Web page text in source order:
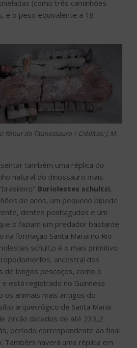
(como três caminhões
e o peso equivalente a 18
fêmur do Titanossauro | Créditos: J. M.
também uma réplica do
natural do dinossauro mais
Buriolestes schultzi,
de anos, um pequeno bípede
dentes pontiagudos e um
o faziam um predador bastante
na formação Santa Maria no Rio
schultzi é o mais primitivo
ancestral dos
de longos pescoços, como o
está registrado no Guinness
os animais mais antigos do
arqueológico de Santa Maria
zircão datados de até 233,2
período correspondente ao final
Também haverá uma réplica em